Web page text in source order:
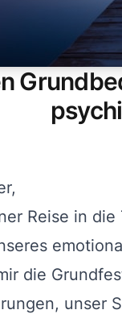
Reise in
die
unser